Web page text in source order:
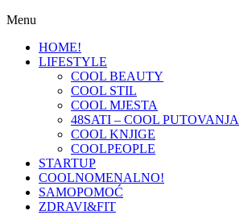
Menu
HOME!
LIFESTYLE
COOL BEAUTY
COOL STIL
COOL MJESTA
48SATI – COOL PUTOVANJA
COOL KNJIGE
COOLPEOPLE
STARTUP
COOLNOMENALNO!
SAMOPOMOĆ
ZDRAVI&FIT